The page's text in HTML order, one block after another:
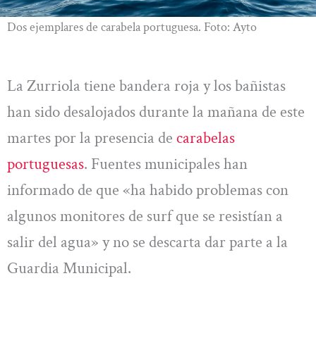
Dos ejemplares de carabela portuguesa. Foto: Ayto
La Zurriola tiene bandera roja y los bañistas
han sido desalojados durante la mañana de este
martes por la presencia de carabelas
portuguesas. Fuentes municipales han
informado de que «ha habido problemas con
algunos monitores de surf que se resistían a
salir del agua» y no se descarta dar parte a la
Guardia Municipal.